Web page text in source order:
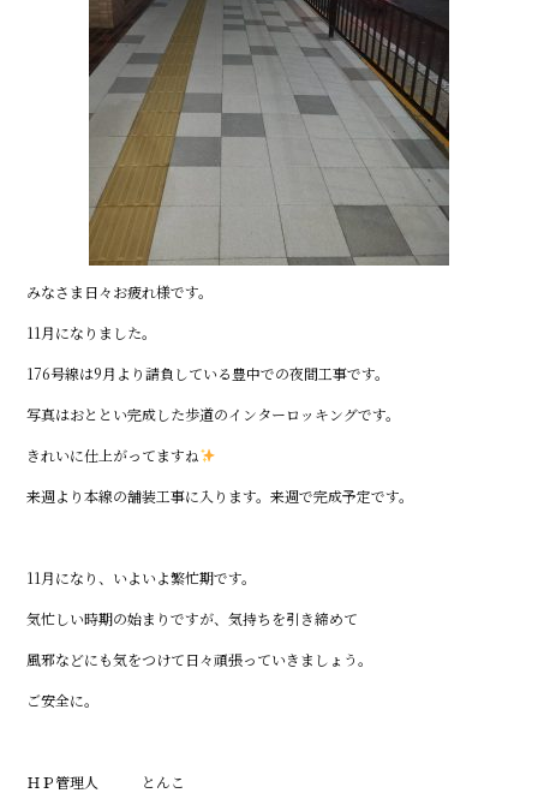
みなさま日々お疲れ様です。
11月になりました。
176号線は9月より請負している豊中での夜間工事です。
写真はおととい完成した歩道のインターロッキングです。
きれいに仕上がってますね
来週より本線の舗装工事に入ります。来週で完成予定です。
11月になり、いよいよ繁忙期です。
気忙しい時期の始まりですが、気持ちを引き締めて
風邪などにも気をつけて日々頑張っていきましょう。
ご安全に。
ＨＰ管理人 とんこ